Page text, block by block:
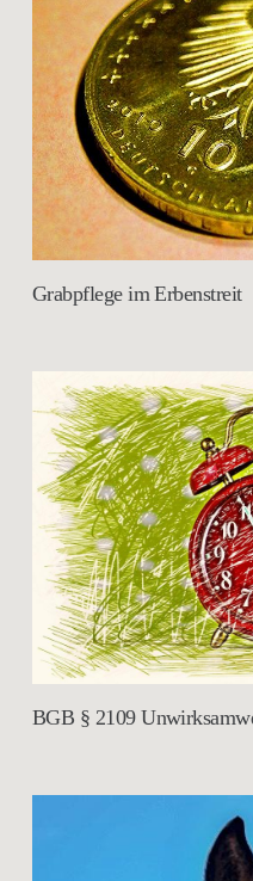
Grabpflege im Erbenstreit
BGB § 2109